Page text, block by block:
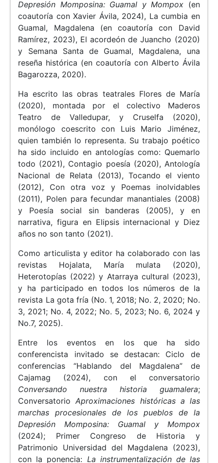
Depresión Momposina: Guamal y Mompox (en
coautoría con Xavier Ávila, 2024), La cumbia en
Guamal, Magdalena (en coautoría con David
Ramírez, 2023), El acordeón de Juancho (2020)
y Semana Santa de Guamal, Magdalena, una
reseña histórica (en coautoría con Alberto Ávila
Bagarozza, 2020).
Ha escrito las obras teatrales Flores de María
(2020), montada por el colectivo Maderos
Teatro de Valledupar, y Cruselfa (2020),
monólogo coescrito con Luis Mario Jiménez,
quien también lo representa. Su trabajo poético
ha sido incluido en antologías como: Quemarlo
todo (2021), Contagio poesía (2020), Antología
Nacional de Relata (2013), Tocando el viento
(2012), Con otra voz y Poemas inolvidables
(2011), Polen para fecundar manantiales (2008)
y Poesía social sin banderas (2005), y en
narrativa, figura en Elipsis internacional y Diez
años no son tanto (2021).
Como articulista y editor ha colaborado con las
revistas Hojalata, María mulata (2020),
Heterotopías (2022) y Atarraya cultural (2023),
y ha participado en todos los números de la
revista La gota fría (No. 1, 2018; No. 2, 2020; No.
3, 2021; No. 4, 2022; No. 5, 2023; No. 6, 2024 y
No.7, 2025).
Entre los eventos en los que ha sido
conferencista invitado se destacan: Ciclo de
conferencias “Hablando del Magdalena” de
Cajamag (2024), con el conversatorio
Conversando nuestra historia guamalera;
ConversatorioAproximaciones históricas a las
marchas procesionales de los pueblos de la
Depresión Momposina: Guamal y Mompox
(2024); Primer Congreso de Historia y
Patrimonio Universidad del Magdalena (2023),
con la ponencia: La instrumentalización de las